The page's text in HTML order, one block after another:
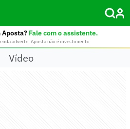
Fale com o assistente.
adverte: Aposta não é investimento
Vídeo